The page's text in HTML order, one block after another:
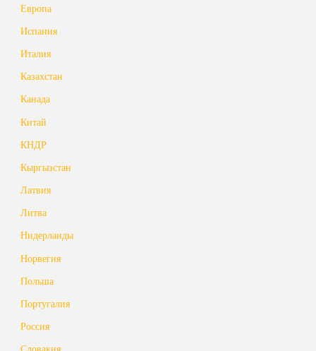
Европа
Испания
Италия
Казахстан
Канада
Китай
КНДР
Кыргызстан
Латвия
Литва
Нидерланды
Норвегия
Польша
Португалия
Россия